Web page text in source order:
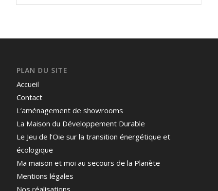
PLAN DU SITE
Accueil
Contact
L’aménagement de showrooms
La Maison du Développement Durable
Le Jeu de l’Oie sur la transition énergétique et
écologique
Ma maison et moi au secours de la Planète
Mentions légales